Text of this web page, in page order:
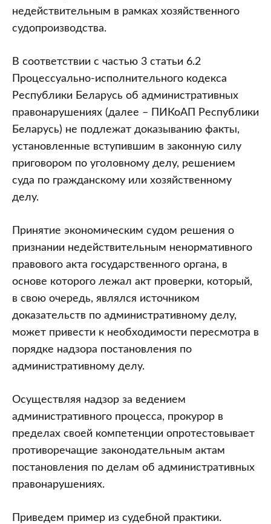
недействительным в рамках хозяйственного
судопроизводства.
В соответствии с частью 3 статьи 6.2
Процессуально-исполнительного кодекса
Республики Беларусь об административных
правонарушениях (далее – ПИКоАП Республики
Беларусь) не подлежат доказыванию факты,
установленные вступившим в законную силу
приговором по уголовному делу, решением
суда по гражданскому или хозяйственному
делу.
Принятие экономическим судом решения о
признании недействительным ненормативного
правового акта государственного органа, в
основе которого лежал акт проверки, который,
в свою очередь, являлся источником
доказательств по административному делу,
может привести к необходимости пересмотра в
порядке надзора постановления по
административному делу.
Осуществляя надзор за ведением
административного процесса, прокурор в
пределах своей компетенции опротестовывает
противоречащие законодательным актам
постановления по делам об административных
правонарушениях.
Приведем пример из судебной практики.